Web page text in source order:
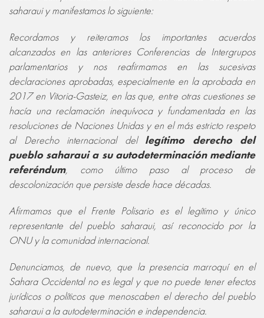
saharaui y manifestamos lo siguiente:
Recordamos y reiteramos los importantes acuerdos
alcanzados en las anteriores Conferencias de Intergrupos
parlamentarios y nos reafirmamos en las sucesivas
declaraciones aprobadas, especialmente en la aprobada en
2017 en Vitoria-Gasteiz, en las que, entre otras cuestiones se
hacía una reclamación inequívoca y fundamentada en las
resoluciones de Naciones Unidas y en el más estricto respeto
al Derecho internacional del legítimo derecho del
pueblo saharaui a su autodeterminación mediante
referéndum, como último paso al proceso de
descolonización que persiste desde hace décadas.
Afirmamos que el Frente Polisario es el legítimo y único
representante del pueblo saharaui, así reconocido por la
ONU y la comunidad internacional.
Denunciamos, de nuevo, que la presencia marroquí en el
Sahara Occidental no es legal y que no puede tener efectos
jurídicos o políticos que menoscaben el derecho del pueblo
saharaui a la autodeterminación e independencia.